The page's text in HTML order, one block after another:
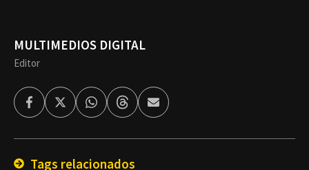
MULTIMEDIOS DIGITAL
Editor
FacebookTwitterWhatsappThreadsEnviar
por
Tags relacionados